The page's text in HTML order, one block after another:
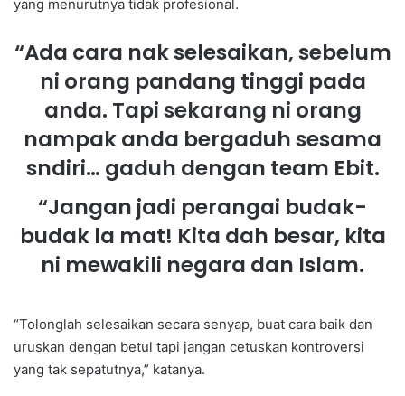
yang menurutnya tidak profesional.
“Ada cara nak selesaikan, sebelum
ni orang pandang tinggi pada
anda. Tapi sekarang ni orang
nampak anda bergaduh sesama
sndiri… gaduh dengan team Ebit.
“Jangan jadi perangai budak-
budak la mat! Kita dah besar, kita
ni mewakili negara dan Islam.
“Tolonglah selesaikan secara senyap, buat cara baik dan
uruskan dengan betul tapi jangan cetuskan kontroversi
yang tak sepatutnya,” katanya.